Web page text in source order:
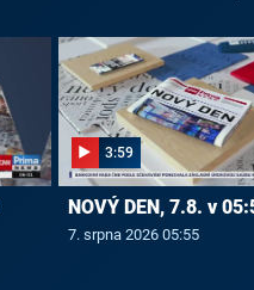
3:59
NOVÝ DEN, 7.8. v
7. srpna 2026 05:55